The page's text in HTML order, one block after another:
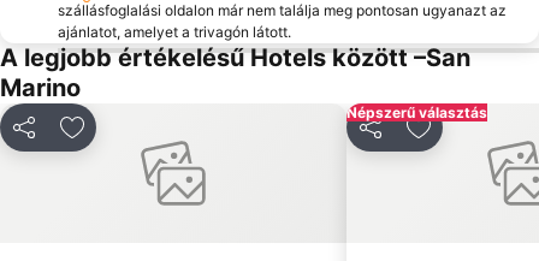
Római amfiteátrum
Marebello
Rimini Terme
Lungomare Giuseppe di Vittorio
Bagno 70
Milano Marittima
Fiabilandia
Bagno 81 No problem
Autodromo Santa Monica
Capodanno del vino
szállásfoglalási oldalon már nem találja meg pontosan ugyanazt az
ajánlatot, amelyet a trivagón látott.
A legjobb értékelésű Hotels között –San
Marino
MegosztásHozzáadás a kedvencekhez
Népszerű választás
MegosztásHozzáadás